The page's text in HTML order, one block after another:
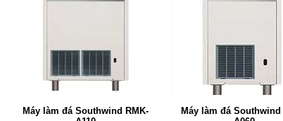
Máy làm đá Southwind RMK-
Máy làm đá Southwind